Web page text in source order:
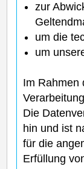
zur
um die
um
Im Rahmen
Die
hin und ist
für die
Erfüllung